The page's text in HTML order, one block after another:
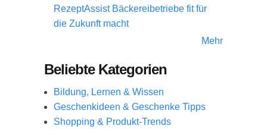
RezeptAssist Bäckereibetriebe fit für
die Zukunft macht
Mehr
Beliebte Kategorien
Bildung, Lernen & Wissen
Geschenkideen & Geschenke Tipps
Shopping & Produkt-Trends